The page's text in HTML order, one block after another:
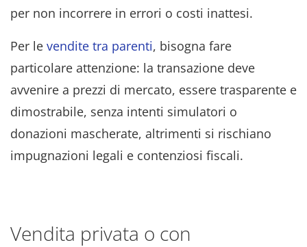
per non incorrere in errori o costi inattesi.
Per le vendite tra parenti, bisogna fare
particolare attenzione: la transazione deve
avvenire a prezzi di mercato, essere trasparente e
dimostrabile, senza intenti simulatori o
donazioni mascherate, altrimenti si rischiano
impugnazioni legali e contenziosi fiscali.
Vendita privata o con